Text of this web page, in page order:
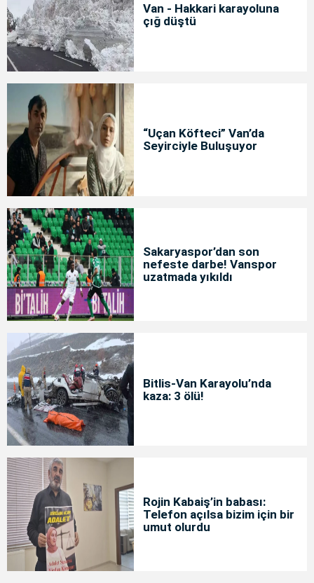
Van - Hakkari karayoluna
çığ düştü
“Uçan Köfteci” Van’da
Seyirciyle Buluşuyor
Sakaryaspor’dan son
nefeste darbe! Vanspor
uzatmada yıkıldı
Bitlis-Van Karayolu’nda
kaza: 3 ölü!
Rojin Kabaiş’in babası:
Telefon açılsa bizim için bir
umut olurdu